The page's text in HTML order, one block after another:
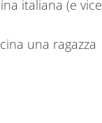
italiana (e vice
una ragazza